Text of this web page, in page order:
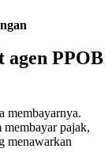
agen PPOB
membayarnya.
membayar pajak,
menawarkan